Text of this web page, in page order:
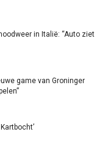
in Italië: “Auto ziet
game van Groninger